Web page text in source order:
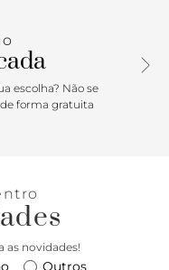
escolha? Não se
forma gratuita
as novidades!